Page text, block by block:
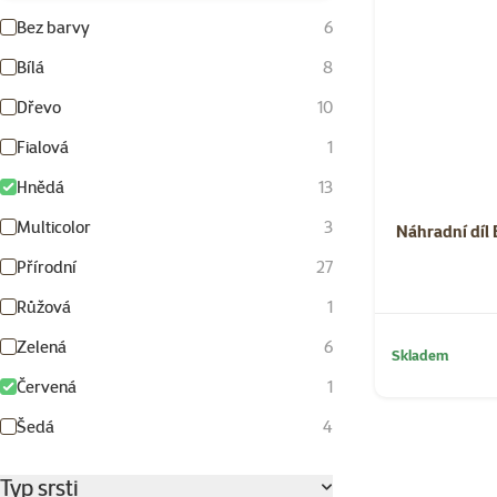
Bez barvy
6
Bílá
8
Dřevo
10
Fialová
1
Hnědá
13
Multicolor
3
Přírodní
27
Růžová
1
Zelená
6
Červená
1
Šedá
4
Typ srsti
Náhradní díl
Skladem